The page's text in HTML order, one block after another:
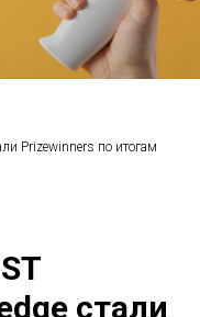
Prizewinners по итогам
стали